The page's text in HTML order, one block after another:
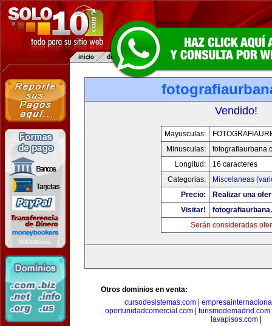
Vendido!
Mayusculas:
Minusculas:
Longitud:
16 caracteres
Categorias:
Miscelaneas
Precio:
Realizar una
Visitar!
Serán consideradas
Otros dominios en venta:
cursodesistemas.com
oportunidadcomercial.com
turismodemadrid.com
lavapisos.com